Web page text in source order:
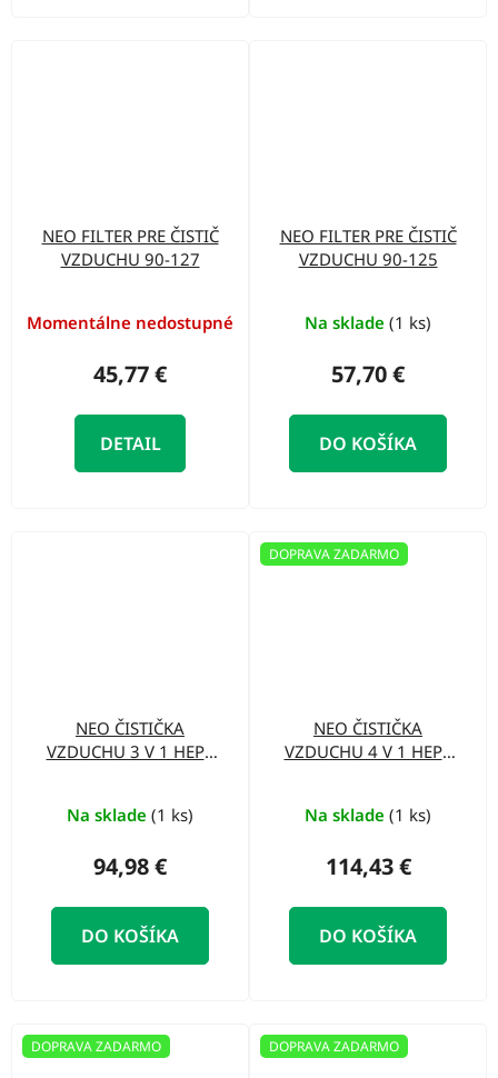
NEO FILTER PRE ČISTIČ
VZDUCHU 90-127
Momentálne nedostupné
45,77 €
DETAIL
NEO FILTER PRE ČISTIČ
VZDUCHU 90-125
Na sklade (1 ks)
57,70 €
DO KOŠÍKA
NEO ČISTIČKA
VZDUCHU 3 V 1 HEPA
Na sklade (1 ks)
94,98 €
DO KOŠÍKA
DOPRAVA ZADARMO
NEO ČISTIČKA
VZDUCHU 4 V 1 HEPA
Na sklade (1 ks)
114,43 €
DO KOŠÍKA
DOPRAVA ZADARMO DOPRAVA ZADARMO